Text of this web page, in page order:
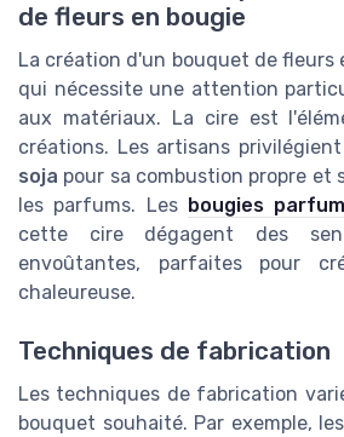
de fleurs en bougie
La création d'un bouquet de fleurs
qui nécessite une attention
aux matériaux. La cire est
créations. Les artisans
soja pour sa combustion propre et
les parfums. Les bougies
cette cire dégagent des
envoûtantes, parfaites pour
chaleureuse.
Techniques de fabrication
Les techniques de fabrication
bouquet souhaité. Par exemple, les